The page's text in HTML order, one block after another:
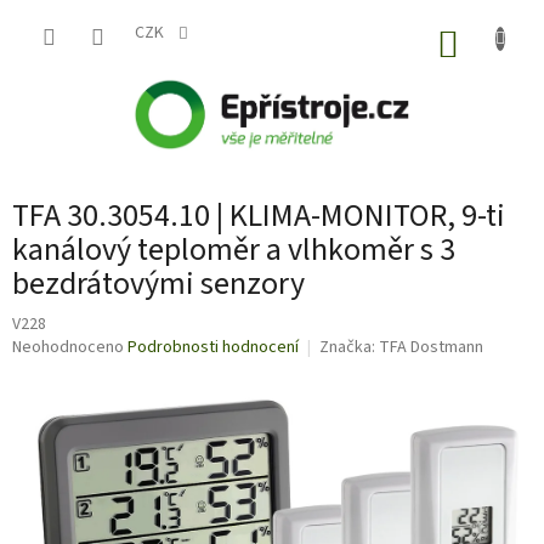
CZK
TFA 30.3054.10 | KLIMA-MONITOR, 9-ti
kanálový teploměr a vlhkoměr s 3
bezdrátovými senzory
V228
Průměrné
hvězdiček.
Neohodnoceno Podrobnosti hodnocení Značka: TFA Dostmann